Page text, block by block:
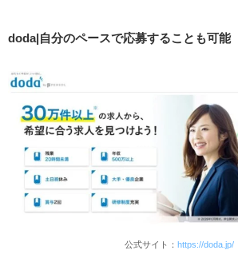
doda|自分のペースで応募することも可能
公式サイト： https://doda.jp/